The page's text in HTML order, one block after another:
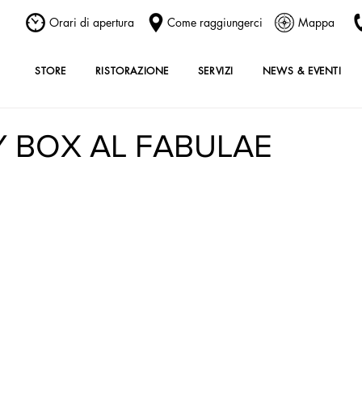
Orari di apertura Come raggiungerci Mappa
STORE RISTORAZIONE SERVIZI NEWS & EVENTI
BOX AL FABULAE